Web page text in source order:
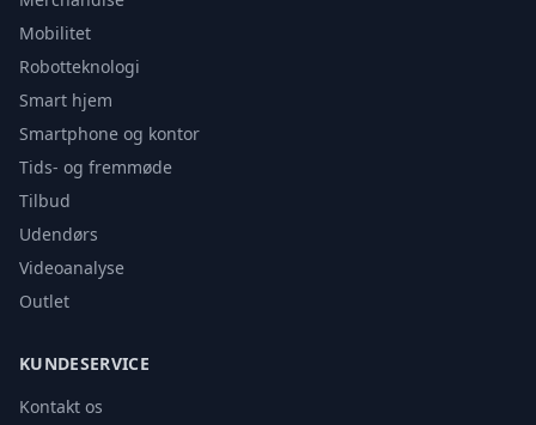
Mobilitet
Robotteknologi
Smart hjem
Smartphone og kontor
Tids- og fremmøde
Tilbud
Udendørs
Videoanalyse
Outlet
KUNDESERVICE
Kontakt os